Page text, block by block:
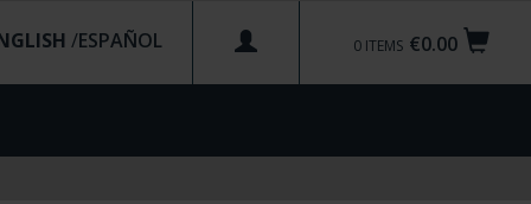
€0.00
0 ITEMS
/